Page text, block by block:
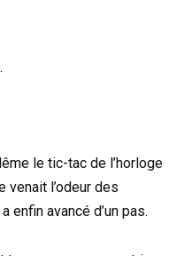
le tic-tac de l’horloge
venait l’odeur des
enfin avancé d’un pas.